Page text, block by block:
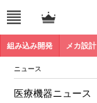
組み込み開発 メカ設計
ニュース
医療機器ニュース